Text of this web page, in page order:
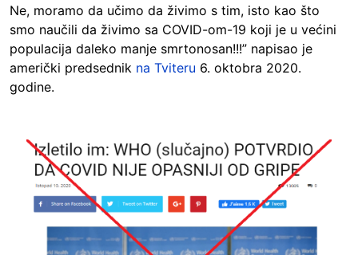
Ne, moramo da učimo da živimo s tim, isto kao što
smo naučili da živimo sa COVID-om-19 koji je u većini
populacija daleko manje smrtonosan!!!” napisao je
američki predsednik na Tviteru 6. oktobra 2020.
godine.
Image